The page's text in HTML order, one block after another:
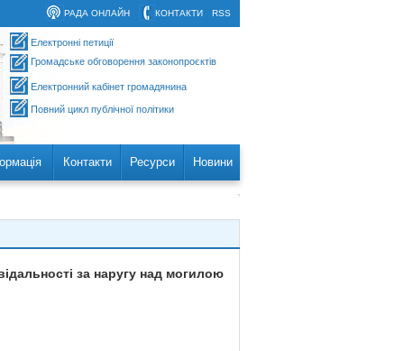
RSS
КОНТАКТИ
РАДА ОНЛАЙН
Електронні петиції
Громадське обговорення законопроєктів
Електронний кабінет громадянина
Повний цикл публічної політики
Контакти Ресурси Новини
за наругу над могилою